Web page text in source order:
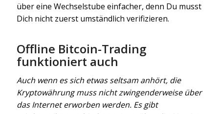
über eine Wechselstube einfacher, denn Du musst
Dich nicht zuerst umständlich verifizieren.
Offline Bitcoin-Trading
funktioniert auch
Auch wenn es sich etwas seltsam anhört, die
Kryptowährung muss nicht zwingenderweise über
das Internet erworben werden. Es gibt